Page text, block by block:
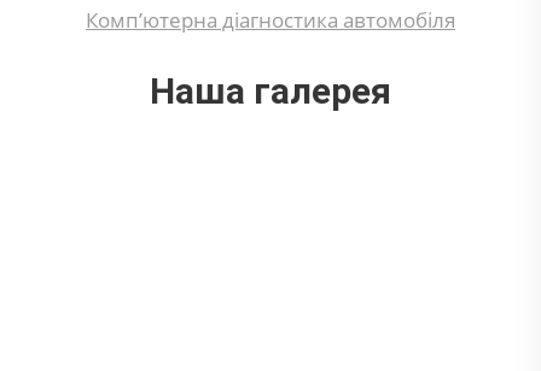
Комп’ютерна діагностика автомобіля
Наша галерея